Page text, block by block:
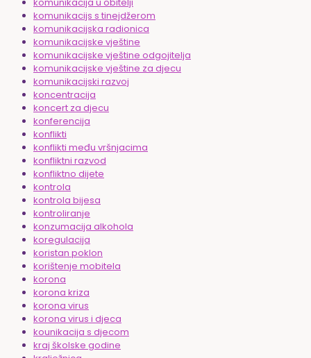
komunikacijs s tinejdžerom
komunikacijska radionica
komunikacijske vještine
komunikacijske vještine odgojitelja
komunikacijske vještine za djecu
komunikacijski razvoj
koncentracija
koncert za djecu
konferencija
konflikti
konflikti među vršnjacima
konfliktni razvod
konfliktno dijete
kontrola
kontrola bijesa
kontroliranje
konzumacija alkohola
koregulacija
koristan poklon
korištenje mobitela
korona
korona kriza
korona virus
korona virus i djeca
kounikacija s djecom
kraj školske godine